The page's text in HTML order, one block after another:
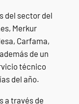
del sector del
Merkur
Carfama,
de un
técnico
del año.
a través de